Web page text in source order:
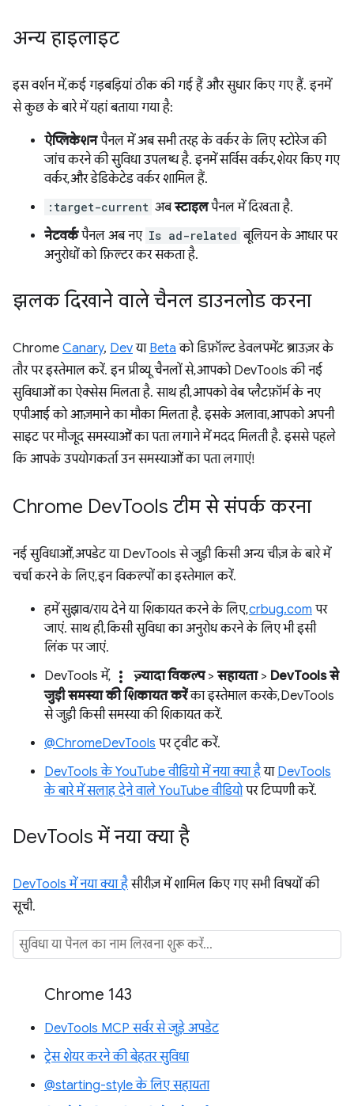
अन्य हाइलाइट
इस वर्शन में, कई गड़बड़ियां ठीक की गई हैं और सुधार किए गए हैं. इनमें
से कुछ के बारे में यहां बताया गया है:
ऐप्लिकेशनपैनल में अब सभी तरह के वर्कर के लिए स्टोरेज की
जांच करने की सुविधा उपलब्ध है. इनमें सर्विस वर्कर, शेयर किए गए
वर्कर, और डेडिकेटेड वर्कर शामिल हैं.
:target-current अबस्टाइलपैनल में दिखता है.
नेटवर्कपैनल अब नए Is ad-related बूलियन के आधार पर
अनुरोधों को फ़िल्टर कर सकता है.
झलक दिखाने वाले चैनल डाउनलोड करना
Chrome Canary, Devया Beta को डिफ़ॉल्ट डेवलपमेंट ब्राउज़र के
तौर पर इस्तेमाल करें. इन प्रीव्यू चैनलों से, आपको DevTools की नई
सुविधाओं का ऐक्सेस मिलता है. साथ ही, आपको वेब प्लैटफ़ॉर्म के नए
एपीआई को आज़माने का मौका मिलता है. इसके अलावा, आपको अपनी
साइट पर मौजूद समस्याओं का पता लगाने में मदद मिलती है. इससे पहले
कि आपके उपयोगकर्ता उन समस्याओं का पता लगाएं!
Chrome DevTools टीम से संपर्क करना
नई सुविधाओं, अपडेट या DevTools से जुड़ी किसी अन्य चीज़ के बारे में
चर्चा करने के लिए, इन विकल्पों का इस्तेमाल करें.
हमें सुझाव/राय देने या शिकायत करने के लिए,crbug.com पर
जाएं. साथ ही, किसी सुविधा का अनुरोध करने के लिए भी इसी
लिंक पर जाएं.
DevTools में, more_vert ज़्यादा विकल्प> सहायता> DevTools से
जुड़ी समस्या की शिकायत करेंका इस्तेमाल करके, DevTools
से जुड़ी किसी समस्या की शिकायत करें.
@ChromeDevTools पर ट्वीट करें.
DevTools के YouTube वीडियो में नया क्या हैया DevTools
के बारे में सलाह देने वाले YouTube वीडियोपर टिप्पणी करें.
DevTools में नया क्या है
DevTools में नया क्या हैसीरीज़ में शामिल किए गए सभी विषयों की
सूची.
Chrome 143
DevTools MCP सर्वर से जुड़े अपडेट
ट्रेस शेयर करने की बेहतर सुविधा
@starting-style के लिए सहायता